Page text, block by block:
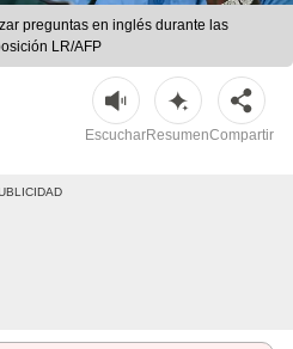
preguntas en inglés durante las
LR/AFP
EscucharResumenCompartir